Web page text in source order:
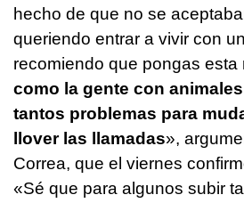
hecho de que no se
queriendo entrar a vivir con
recomiendo que pongas esta
como la gente con
tantos problemas para
llover las llamadas»,
Correa, que el viernes
«Sé que para algunos subir